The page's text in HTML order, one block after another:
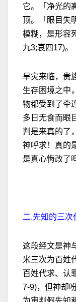
它。「净光的
顶。「眼目失
模糊，是形容
九3;哀四17)。
旱灾来临，贵
生存困境之中
物都受到了牵
多日无食而眼
判是来真的了
神呼求！真的
是真心悔改了
二.先知的三次
这段经文是神
米三次为百姓
百姓代求、认
7-9)，但神却